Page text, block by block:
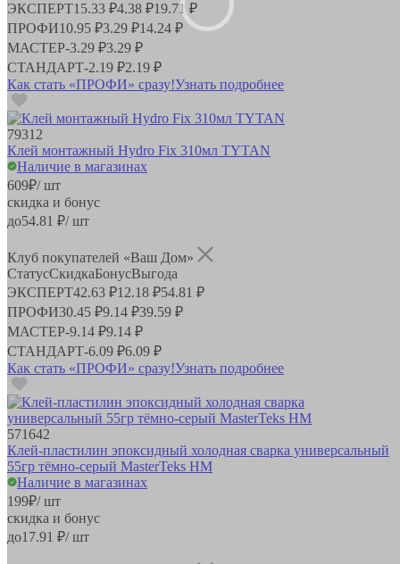
ЭКСПЕРТ15.33 ₽4.38 ₽19.71 ₽
ПРОФИ10.95 ₽3.29 ₽14.24 ₽
МАСТЕР-3.29 ₽3.29 ₽
СТАНДАРТ-2.19 ₽2.19 ₽
Как стать «ПРОФИ» сразу!Узнать подробнее
79312
Клей монтажный Hydro Fix 310мл TYTAN
Наличие в магазинах
609₽/ шт
скидка и бонус
до54.81 ₽/ шт
Клуб покупателей «Ваш Дом»
СтатусСкидкаБонусВыгода
ЭКСПЕРТ42.63 ₽12.18 ₽54.81 ₽
ПРОФИ30.45 ₽9.14 ₽39.59 ₽
МАСТЕР-9.14 ₽9.14 ₽
СТАНДАРТ-6.09 ₽6.09 ₽
Как стать «ПРОФИ» сразу!Узнать подробнее
571642
Клей-пластилин эпоксидный холодная сварка универсальный
55гр тёмно-серый MasterTeks HM
Наличие в магазинах
199₽/ шт
скидка и бонус
до17.91 ₽/ шт